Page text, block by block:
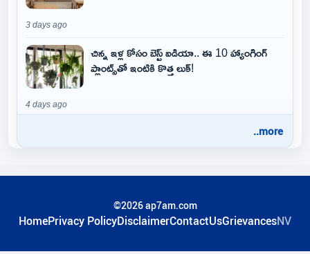
3 days ago
చిన్న ఇళ్ల కోసం బెస్ట్ ఐడియా.. ఈ 10 హ్యాంగింగ్
ప్లాంట్స్‌తో ఇంటికి కొత్త లుక్!
4 days ago
..more
©2026 ap7am.com
HomePrivacy PolicyDisclaimerContactUsGrievancesNV